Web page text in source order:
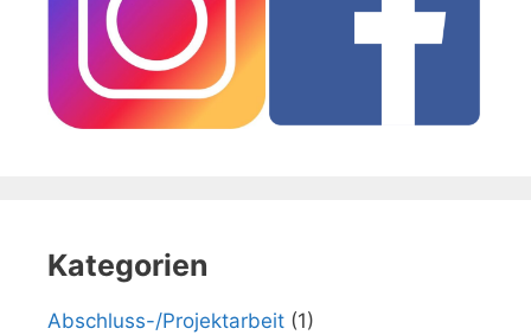
Kategorien
Abschluss-/Projektarbeit (1)